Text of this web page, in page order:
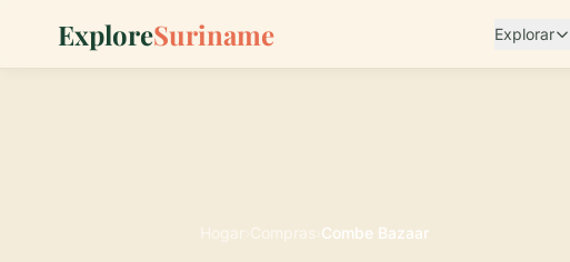
ExploreSuriname Explorar
Hogar Compras Combe Bazaar